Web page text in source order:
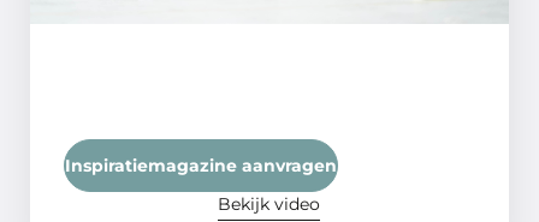
Inspiratiemagazine aanvragen
Bekijk video